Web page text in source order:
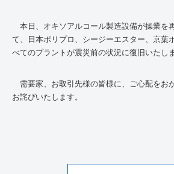
本日、オキソアルコール製造設備が操業を
て、日本ポリプロ、シージーエスター、京葉
べてのプラントが震災前の状況に復旧いたし
需要家、お取引先様の皆様に、ご心配をお
お詫びいたします。